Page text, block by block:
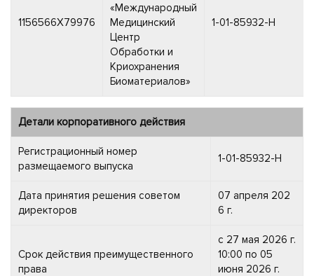
1156566X79976
«Международный
Медицинский
Центр
Обработки и
Криохранения
Биоматериалов»
1-01-85932-H
Детали корпоративного действия
Регистрационный номер
размещаемого выпуска
1-01-85932-H
Дата принятия решения советом
директоров
07 апреля 202
6 г.
Срок действия преимущественного
права
с 27 мая 2026 г.
10:00 по 05
июня 2026 г.